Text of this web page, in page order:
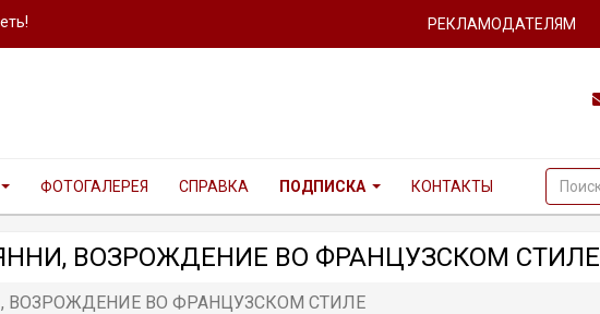
РЕКЛАМОДАТЕЛЯМ
ФОТОГАЛЕРЕЯ СПРАВКА ПОДПИСКА КОНТАКТЫ
ВОЗРОЖДЕНИЕ ВО ФРАНЦУЗСКОМ СТИЛЕ
ВОЗРОЖДЕНИЕ ВО ФРАНЦУЗСКОМ СТИЛЕ